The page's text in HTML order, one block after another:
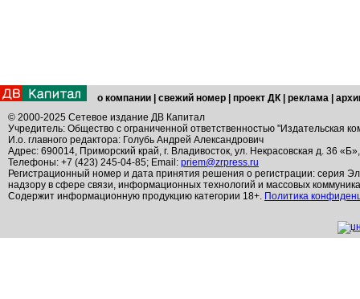
о компании свежий номер проект ДК реклама
© 2000-2025 Сетевое издание ДВ Капитал
Учредитель: Общество с ограниченной ответственностью "Издательская
И.о. главного редактора: Голубь Андрей Александрович
Адрес: 690014, Приморский край, г. Владивосток, ул. Некрасовская д. 36
Телефоны: +7 (423) 245-04-85; Email: priem@zrpress.ru
Регистрационный номер и дата принятия решения о регистрации: серия
надзору в сфере связи, информационных технологий и массовых
Содержит информационную продукцию категории 18+. Политика